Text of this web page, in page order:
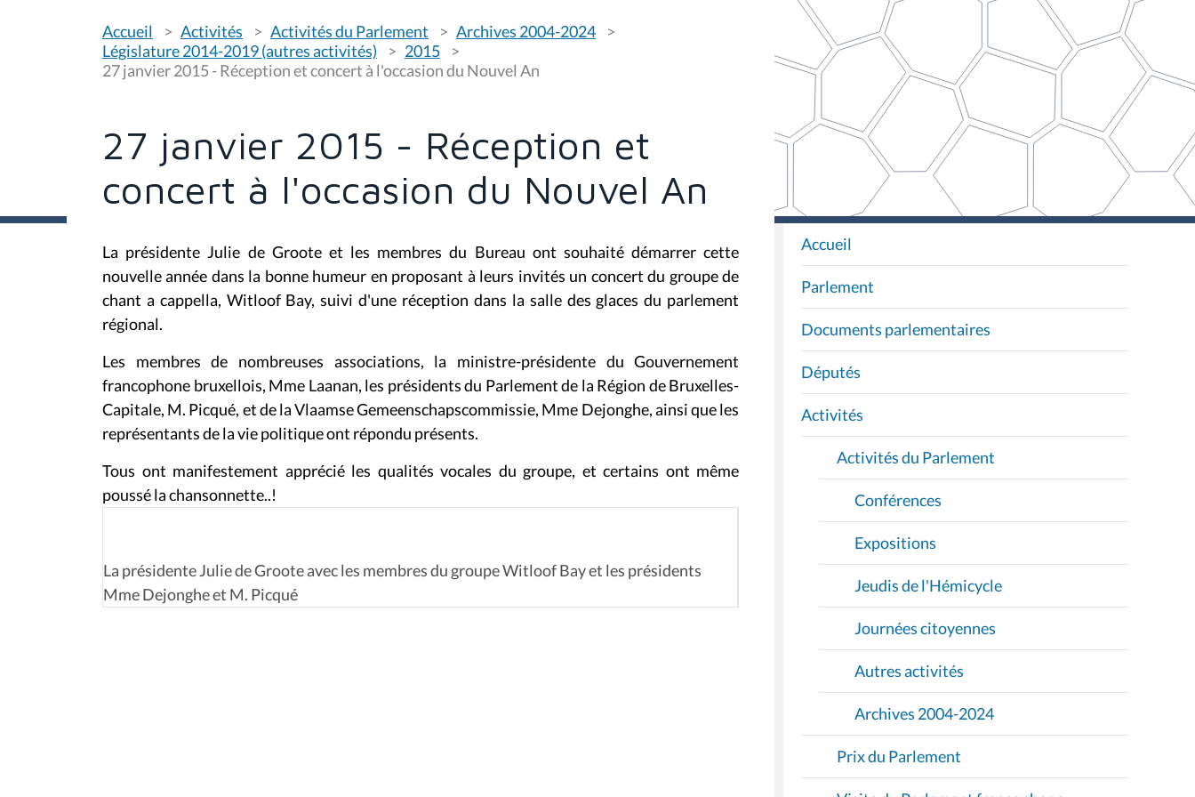
o
u
s
ê
:
Accueil Activités Activités du Parlement
Archives 2004-2024
Législature 2014-2019 (autres activités)
2015
27 janvier 2015 - Réception et concert à l'occasion du Nouvel An
27 janvier 2015 - Réception et
concert à l'occasion du Nouvel An
La présidente Julie de Groote et les membres du Bureau ont souhaité démarrer cette
nouvelle année dans la bonne humeur en proposant à leurs invités un concert du groupe de
chant a cappella, Witloof Bay, suivi d'une réception dans la salle des glaces du parlement
régional.
Les membres de nombreuses associations, la ministre-présidente du Gouvernement
francophone bruxellois, Mme Laanan, les présidents du Parlement de la Région de Bruxelles-
Capitale, M. Picqué, et de la Vlaamse Gemeenschapscommissie, Mme Dejonghe, ainsi que les
représentants de la vie politique ont répondu présents.
Tous ont manifestement apprécié les qualités vocales du groupe, et certains ont même
poussé la chansonnette..!
La présidente Julie de Groote avec les membres du groupe Witloof Bay et les présidents
Mme Dejonghe et M. Picqué
N
A
V
I
G
A
T
I
O
Accueil
Parlement
Documents parlementaires
Députés
Activités
Activités du Parlement
Conférences
Expositions
Jeudis de l'Hémicycle
Journées citoyennes
Autres activités
Archives 2004-2024
Prix du Parlement